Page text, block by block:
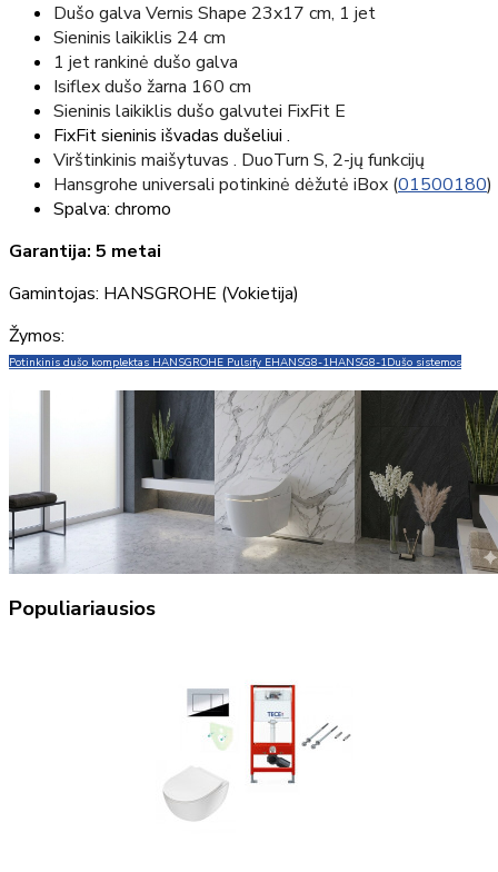
Dušo galva Vernis Shape 23x17 cm, 1 jet
Sieninis laikiklis 24 cm
1 jet rankinė dušo galva
Isiflex dušo žarna 160 cm
Sieninis laikiklis dušo galvutei FixFit E
FixFit sieninis išvadas dušeliui .
Virštinkinis maišytuvas . DuoTurn S, 2-jų funkcijų
Hansgrohe universali potinkinė dėžutė iBox (01500180)
Spalva: chromo
Garantija: 5 metai
Gamintojas: HANSGROHE (Vokietija)
Žymos:
Potinkinis dušo komplektas HANSGROHE Pulsify EHANSG8-1HANSG8-1Dušo sistemos
Populiariausios